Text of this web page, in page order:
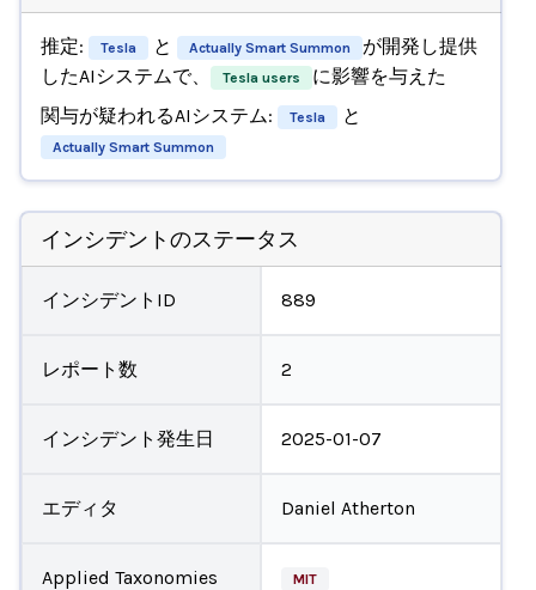
推定: Tesla と Actually Smart Summon
が開発し提供
したAIシステムで、
Tesla users
に影響を与えた
関与が疑われるAIシステム:
Tesla と
Actually Smart Summon
インシデントのステータス
インシデントID 889
レポート数 2
インシデント発生日 2025-01-07
エディタ Daniel Atherton
Applied Taxonomies MIT